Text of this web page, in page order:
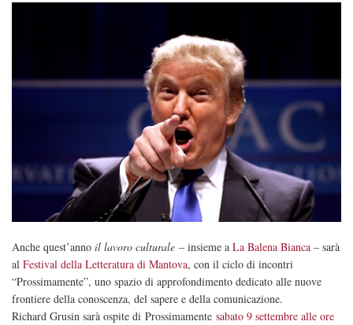
Anche quest’anno il lavoro culturale – insieme a La Balena Bianca – sarà
al Festival della Letteratura di Mantova, con il ciclo di incontri
“Prossimamente”, uno spazio di approfondimento dedicato alle nuove
frontiere della conoscenza, del sapere e della comunicazione.
Richard Grusin sarà ospite di Prossimamente sabato 9 settembre alle ore